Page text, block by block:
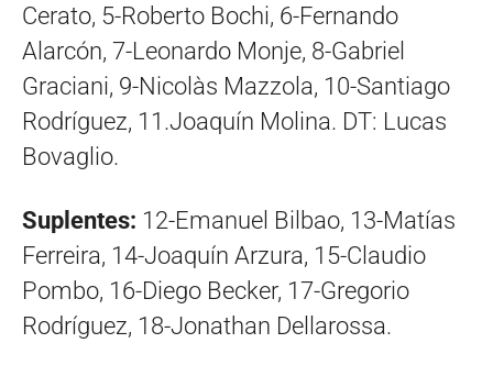
Cerato, 5-Roberto Bochi, 6-Fernando
Alarcón, 7-Leonardo Monje, 8-Gabriel
Graciani, 9-Nicolàs Mazzola, 10-Santiago
Rodríguez, 11.Joaquín Molina. DT: Lucas
Bovaglio.
Suplentes: 12-Emanuel Bilbao, 13-Matías
Ferreira, 14-Joaquín Arzura, 15-Claudio
Pombo, 16-Diego Becker, 17-Gregorio
Rodríguez, 18-Jonathan Dellarossa.